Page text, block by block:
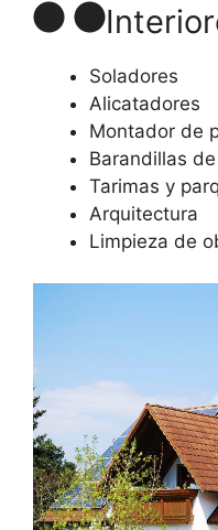
Soladores
Alicatadores
Montador de
Barandillas
Tarimas y
Arquitectura
Limpieza de